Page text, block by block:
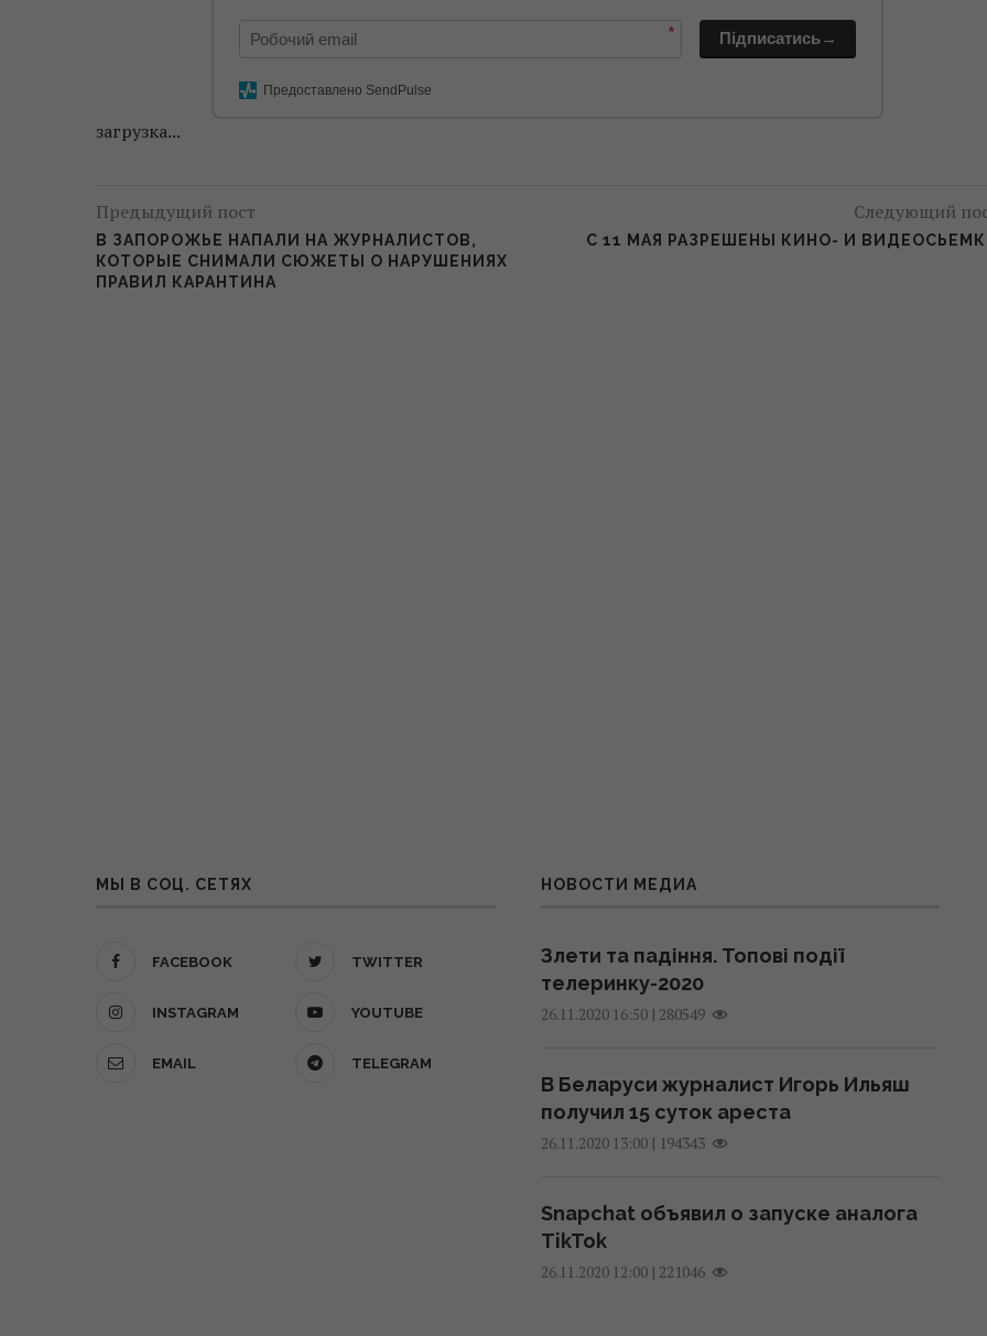
* Підписатись→
Предоставлено SendPulse
загрузка...
Предыдущий пост
В ЗАПОРОЖЬЕ НАПАЛИ НА ЖУРНАЛИСТОВ,
КОТОРЫЕ СНИМАЛИ СЮЖЕТЫ О НАРУШЕНИЯХ
ПРАВИЛ КАРАНТИНА
Следующий
С 11 МАЯ РАЗРЕШЕНЫ КИНО- И
МЫ В СОЦ. СЕТЯХ
FACEBOOK TWITTER
INSTAGRAM YOUTUBE
EMAIL TELEGRAM
НОВОСТИ МЕДИА
Злети та падіння. Топові події
телеринку-2020
26.11.2020 16:50| 280549
В Беларуси журналист Игорь Ильяш
получил 15 суток ареста
26.11.2020 13:00| 194343
Snapchat объявил о запуске аналога
TikTok
26.11.2020 12:00| 221046